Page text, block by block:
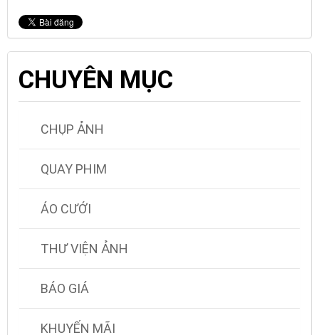
CHUYÊN MỤC
CHỤP ẢNH
QUAY PHIM
ÁO CƯỚI
THƯ VIỆN ẢNH
BÁO GIÁ
KHUYẾN MÃI